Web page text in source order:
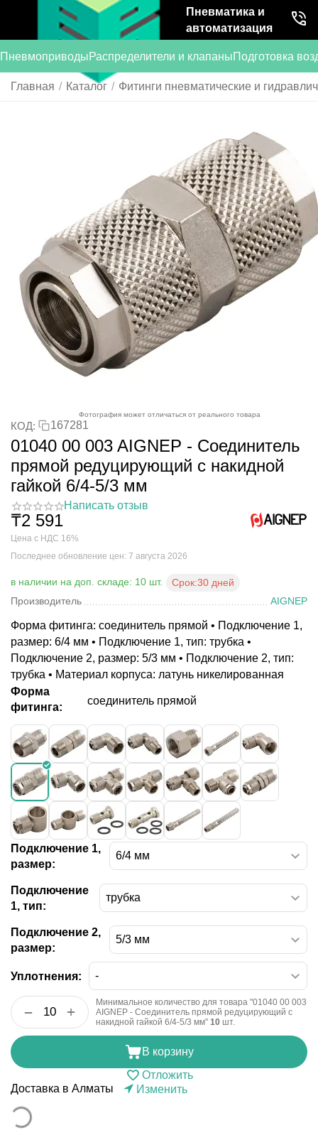
Пневматика и
автоматизация
ПневмоприводыРаспределители и клапаныПодготовка
Главная / Каталог / Фитинги пневматические и
Фотография может отличаться от реального товара
КОД: 167281
01040 00 003 AIGNEP - Соединитель
прямой редуцирующий с накидной
гайкой 6/4-5/3 мм
Написать отзыв
₸2 591
Цена с НДС 16%
Последнее обновление цен: 7 августа 2026
в наличии на доп. складе: 10 шт. Срок:30 дней
Производитель
AIGNEP
Форма фитинга: соединитель прямой • Подключение 1,
размер: 6/4 мм • Подключение 1, тип: трубка •
Подключение 2, размер: 5/3 мм • Подключение 2, тип:
трубка • Материал корпуса: латунь никелированная
Форма
фитинга:
соединитель прямой
Подключение 1,
размер:
Подключение
1, тип:
Подключение 2,
размер:
Уплотнения:
+
−
Минимальное количество для товара "01040 00 003
AIGNEP - Соединитель прямой редуцирующий с
накидной гайкой 6/4-5/3 мм" 10 шт.
В корзину
Отложить
Доставка в Алматы
Изменить